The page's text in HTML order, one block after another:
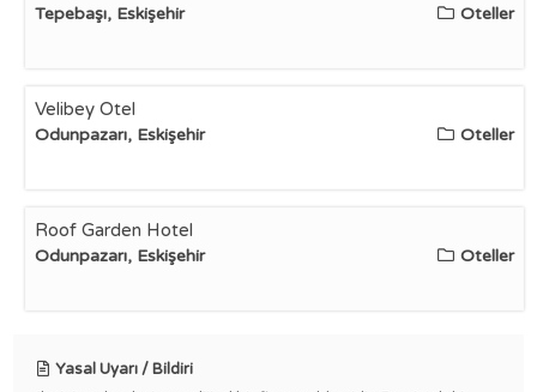
Tepebaşı, Eskişehir Oteller
Velibey Otel
Odunpazarı, Eskişehir Oteller
Roof Garden Hotel
Odunpazarı, Eskişehir Oteller
Yasal Uyarı / Bildiri